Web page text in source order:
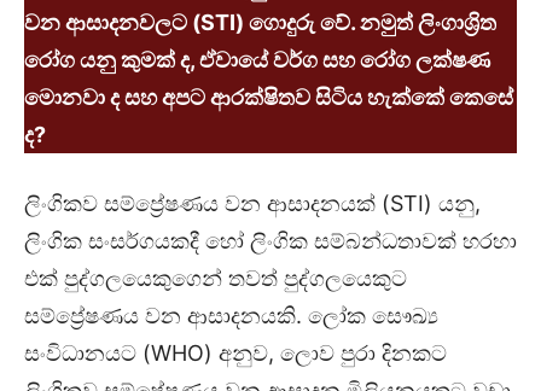
වන ආසාදනවලට (STI) ගොදුරු වේ. නමුත් ලිංගාශ්‍රිත
රෝග යනු කුමක් ද, ඒවායේ වර්ග සහ රෝග ලක්ෂණ
මොනවා ද සහ අපට ආරක්ෂිතව සිටිය හැක්කේ කෙසේ
ද?
ලිංගිකව සම්ප්‍රේෂණය වන ආසාදනයක් (STI) යනු,
ලිංගික සංසර්ගයකදී හෝ ලිංගික සම්බන්ධතාවක් හරහා
එක් පුද්ගලයෙකුගෙන් තවත් පුද්ගලයෙකුට
සම්ප්‍රේෂණය වන ආසාදනයකි. ලෝක සෞඛ්‍ය
සංවිධානයට (WHO) අනුව, ලොව පුරා දිනකට